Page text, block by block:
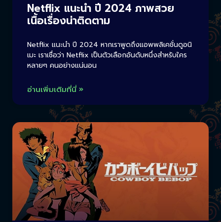
Netflix แนะนำ ปี 2024 ภาพสวย
เนื้อเรื่องน่าติดตาม
Netflix แนะนำ ปี 2024 หากเราพูดถึงแอพพลิเคชั่นดูอนิ
เมะ เราเชื่อว่า Netflix เป็นตัวเลือกอันดับหนึ่งสำหรับใคร
หลายๆ คนอย่างแน่นอน
อ่านเพิ่มเติมที่นี่ »